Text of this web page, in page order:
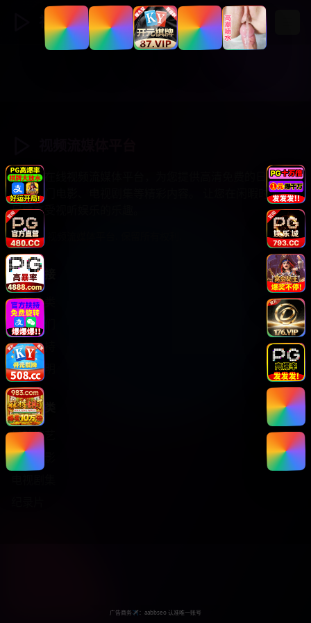
视频流媒体 登录 注册
专业的在线视频流媒体平台，为您提供高清免费的日韩综
艺、热门电影、电视剧集等精彩内容。 让您在闲暇时光中
尽情享受视听娱乐的乐趣。
© 2025 视频流媒体平台. 保留所有权利.
快速链接
视频分类
关于我们
服务支持
版权声明
热门分类
日韩综艺
热门电影